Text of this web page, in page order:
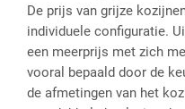
De prijs van grijze
individuele configuratie.
een meerprijs met zich
vooral bepaald door de
de afmetingen van het